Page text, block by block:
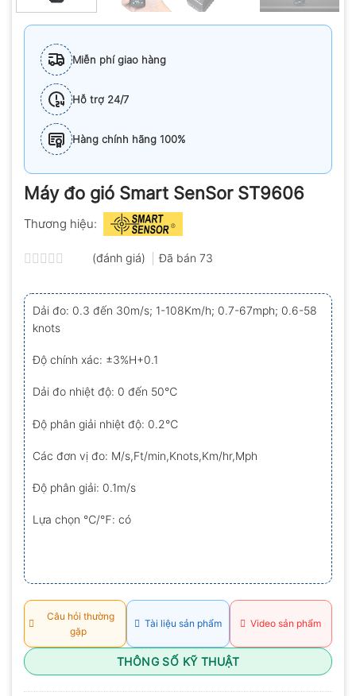
Miễn phí giao hàng
Hỗ trợ 24/7
Hàng chính hãng 100%
Máy đo gió Smart SenSor ST9606
Thương hiệu:
xếp
hạng
0.0
5
sao
(đánh giá) Đã bán 73
Dải đo: 0.3 đến 30m/s; 1-108Km/h; 0.7-67mph; 0.6-58
knots
Độ chính xác: ±3%H+0.1
Dải đo nhiệt độ: 0 đến 50℃
Độ phân giải nhiệt độ: 0.2℃
Các đơn vị đo: M/s,Ft/min,Knots,Km/hr,Mph
Độ phân giải: 0.1m/s
Lựa chọn ℃/℉: có
Câu hỏi thường
gặp
Tài liệu sản phẩm Video sản phẩm
THÔNG SỐ KỸ THUẬT